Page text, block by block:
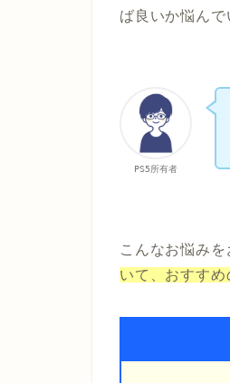
ば良いか悩んで
PS5所有者
こんなお悩みを
いて、おすす